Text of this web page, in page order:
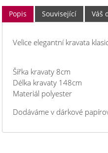
Popis Související Váš
Velice elegantní kravata
Šířka kravaty 8cm
Délka kravaty 148cm
Materiál polyester
Dodáváme v dárkové